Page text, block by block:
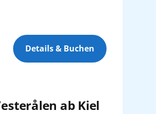
Details & Buchen
ab Kiel